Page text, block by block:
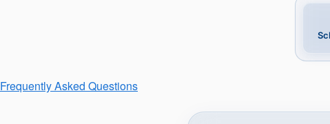
Frequently Asked Questions